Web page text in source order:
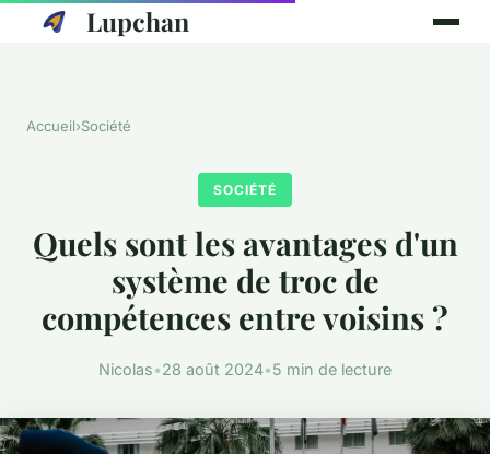
Lupchan
Accueil›Société
SOCIÉTÉ
Quels sont les avantages d'un
système de troc de
compétences entre voisins ?
Nicolas•28 août 2024•5 min de lecture